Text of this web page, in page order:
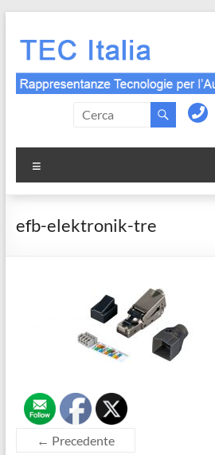
contenuto
efb-elektronik-tre
← Precedente